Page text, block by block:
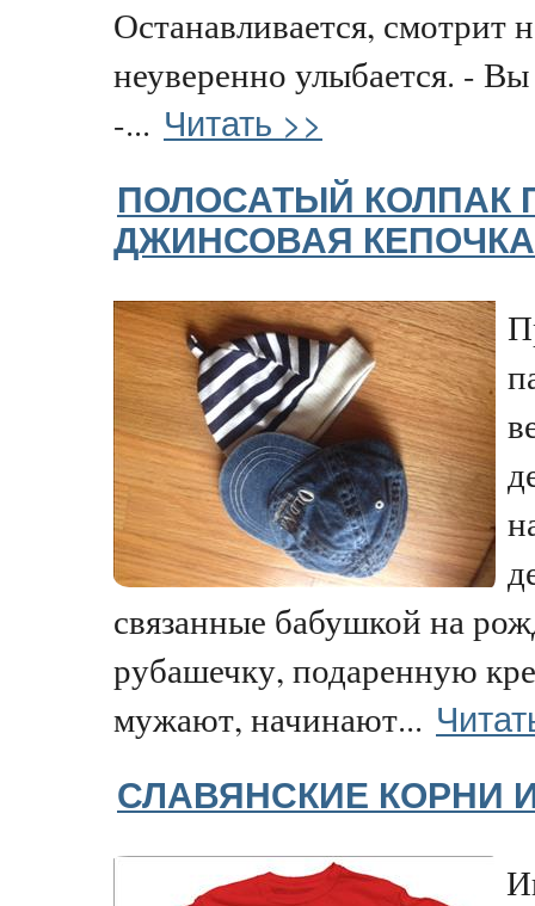
Останавливается, смотрит
неуверенно улыбается. -
-... Читать >>
ПОЛОСАТЫЙ КОЛПАК
ДЖИНСОВАЯ КЕПОЧКА
связанные бабушкой на
рубашечку, подаренную
мужают, начинают...
СЛАВЯНСКИЕ КОРНИ